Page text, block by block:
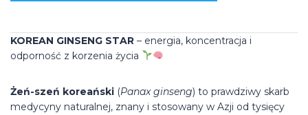
KOREAN GINSENG STAR – energia, koncentracja i
odporność z korzenia życia
Żeń-szeń koreański (Panax ginseng) to prawdziwy skarb
medycyny naturalnej, znany i stosowany w Azji od tysięcy